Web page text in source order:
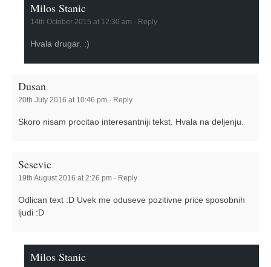
Milos Stanic
14th October 2015 at 12:30 am · Reply
Hvala drugar. :)
Dusan
20th July 2016 at 10:46 pm · Reply
Skoro nisam procitao interesantniji tekst. Hvala na deljenju.
Sesevic
19th August 2016 at 2:26 pm · Reply
Odlican text :D Uvek me oduseve pozitivne price sposobnih
ljudi :D
Milos Stanic